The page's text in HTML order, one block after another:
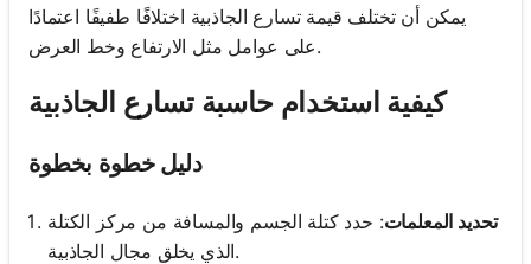
يمكن أن تختلف قيمة تسارع الجاذبية اختلافًا طفيفًا اعتمادًا
على عوامل مثل الارتفاع وخط العرض.
كيفية استخدام حاسبة تسارع الجاذبية
دليل خطوة بخطوة
تحديد المعلمات: حدد كتلة الجسم والمسافة من مركز الكتلة
الذي يخلق مجال الجاذبية.